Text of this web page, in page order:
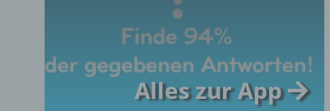
Alles zur App